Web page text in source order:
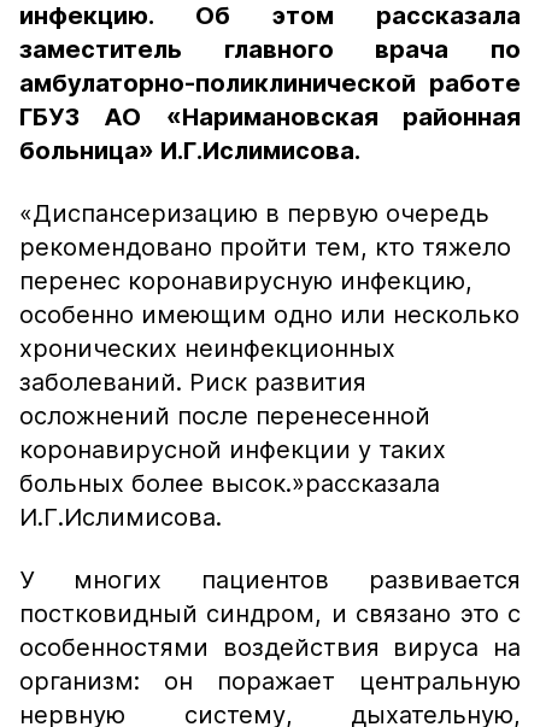
инфекцию. Об этом рассказала
заместитель главного врача по
амбулаторно-поликлинической работе
ГБУЗ АО «Наримановская районная
больница» И.Г.Ислимисова.
«Диспансеризацию в первую очередь
рекомендовано пройти тем, кто тяжело
перенес коронавирусную инфекцию,
особенно имеющим одно или несколько
хронических неинфекционных
заболеваний. Риск развития
осложнений после перенесенной
коронавирусной инфекции у таких
больных более высок.»рассказала
И.Г.Ислимисова.
У многих пациентов развивается
постковидный синдром, и связано это с
особенностями воздействия вируса на
организм: он поражает центральную
нервную систему, дыхательную,